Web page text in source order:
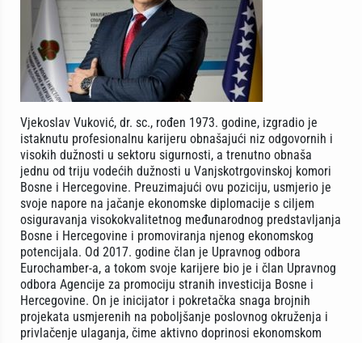
Vjekoslav Vuković, dr. sc., rođen 1973. godine, izgradio je
istaknutu profesionalnu karijeru obnašajući niz odgovornih i
visokih dužnosti u sektoru sigurnosti, a trenutno obnaša
jednu od triju vodećih dužnosti u Vanjskotrgovinskoj komori
Bosne i Hercegovine. Preuzimajući ovu poziciju, usmjerio je
svoje napore na jačanje ekonomske diplomacije s ciljem
osiguravanja visokokvalitetnog međunarodnog predstavljanja
Bosne i Hercegovine i promoviranja njenog ekonomskog
potencijala. Od 2017. godine član je Upravnog odbora
Eurochamber-a, a tokom svoje karijere bio je i član Upravnog
odbora Agencije za promociju stranih investicija Bosne i
Hercegovine. On je inicijator i pokretačka snaga brojnih
projekata usmjerenih na poboljšanje poslovnog okruženja i
privlačenje ulaganja, čime aktivno doprinosi ekonomskom